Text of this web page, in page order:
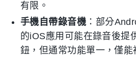
有限。
手機自帶錄音機 ：部分
的iOS應用可能在錄音後提
鈕，但通常功能單一，僅